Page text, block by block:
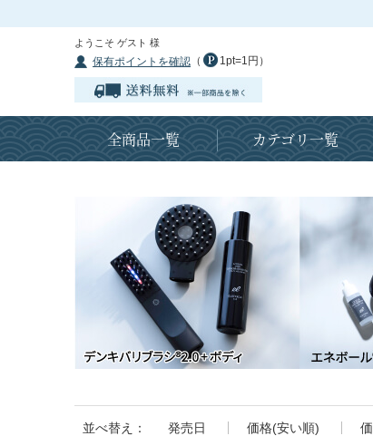
ようこそ ゲスト 様
保有ポイントを確認 （ 1pt=1円）
全商品一覧 カテゴリ一覧
並べ替え： 発売日 価格(安い順)